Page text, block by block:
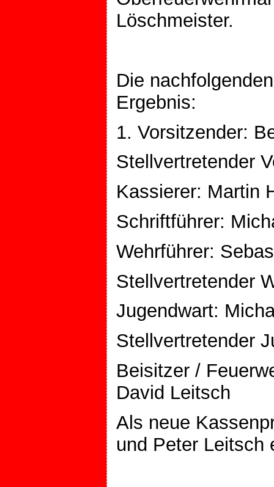
Löschmeister.
Die
Ergebnis:
1. Vorsitzender:
Stellvertretender
Kassierer: Martin
Schriftführer:
Wehrführer:
Stellvertretender
Jugendwart:
Stellvertretender
Beisitzer /
David Leitsch
Als neue
und Peter Leitsch